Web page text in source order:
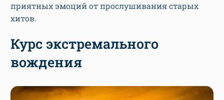
приятных эмоций от прослушивания старых
хитов.
Курс экстремального
вождения